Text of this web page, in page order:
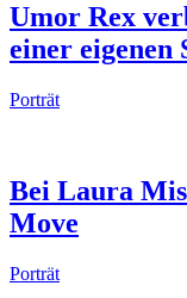
Umor Rex
einer eigenen
Porträt
Bei Laura
Move
Porträt